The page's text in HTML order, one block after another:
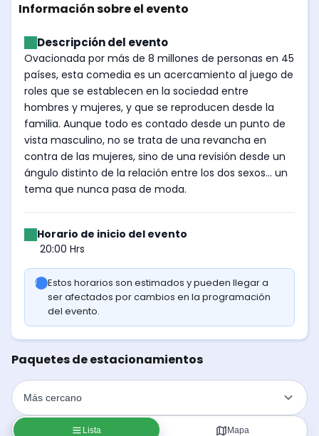
Información sobre el evento
Descripción del evento
Ovacionada por más de 8 millones de personas en 45
países, esta comedia es un acercamiento al juego de
roles que se establecen en la sociedad entre
hombres y mujeres, y que se reproducen desde la
familia. Aunque todo es contado desde un punto de
vista masculino, no se trata de una revancha en
contra de las mujeres, sino de una revisión desde un
ángulo distinto de la relación entre los dos sexos... un
tema que nunca pasa de moda.
Horario de inicio del evento
20:00 Hrs
Estos horarios son estimados y pueden llegar a
ser afectados por cambios en la programación
del evento.
Paquetes de estacionamientos
Lista Mapa